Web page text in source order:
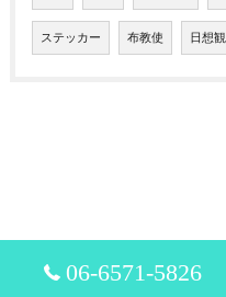
ステッカー 布教使 日想観
06-6571-5826